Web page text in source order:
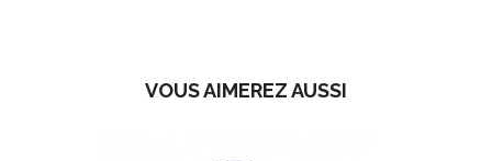
VOUS AIMEREZ AUSSI